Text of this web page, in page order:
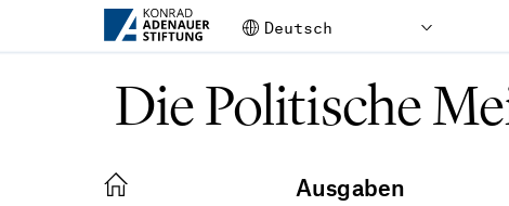
Zum Hauptinhalt springen
Die Politische
Ausgaben